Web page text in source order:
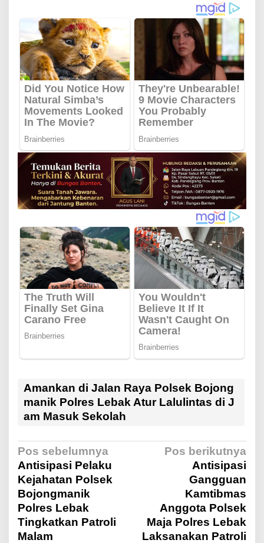
Amankan di Jalan Raya Polsek Bojong
manik Polres Lebak Atur Lalulintas di J
am Masuk Sekolah
N
a
v
Pos sebelumnya
Antisipasi Pelaku
Kejahatan Polsek
Bojongmanik
Polres Lebak
Tingkatkan Patroli
Malam
Pos berikutnya
Antisipasi
Gangguan
Kamtibmas
Anggota Polsek
Maja Polres Lebak
Laksanakan Patroli